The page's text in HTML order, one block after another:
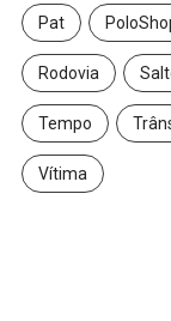
Pat
Rodovia
Tempo
Vítima